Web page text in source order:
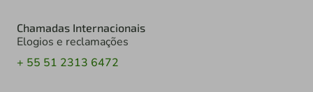
Chamadas Internacionais
Elogios e reclamações
+ 55 51 2313 6472